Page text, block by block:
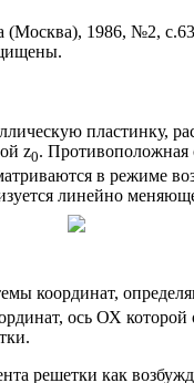
1986, №2,
пластинку,
z0. Противоположная
в режиме
линейно
координат,
ось ОХ
решетки как